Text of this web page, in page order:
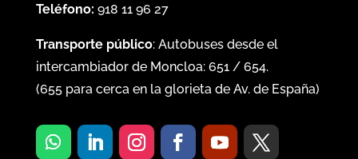
Teléfono: 918 11 96 27
Transporte público: Autobuses desde el
intercambiador de Moncloa: 651/ 654.
(655para cerca en la glorieta de Av. de España)